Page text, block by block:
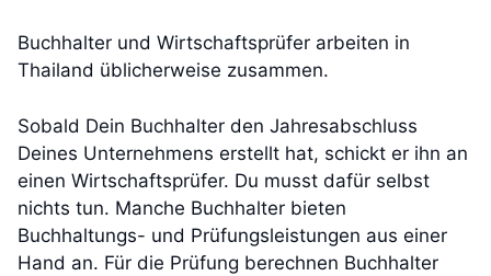
Buchhalter und Wirtschaftsprüfer arbeiten in
Thailand üblicherweise zusammen.
Sobald Dein Buchhalter den Jahresabschluss
Deines Unternehmens erstellt hat, schickt er ihn an
einen Wirtschaftsprüfer. Du musst dafür selbst
nichts tun. Manche Buchhalter bieten
Buchhaltungs- und Prüfungsleistungen aus einer
Hand an. Für die Prüfung berechnen Buchhalter